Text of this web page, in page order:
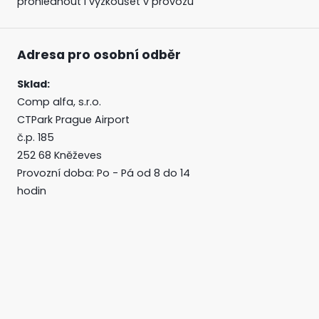
Adresa pro osobní odběr
Sklad:
Comp alfa, s.r.o.
CTPark Prague Airport
č.p. 185
252 68 Kněževes
Provozní doba: Po - Pá od 8 do 14
hodin